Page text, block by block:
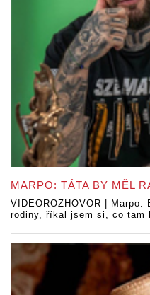
MARPO: TÁTA BY MĚL
VIDEOROZHOVOR |
rodiny, říkal jsem si, co tam